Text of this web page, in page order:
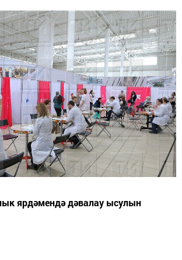
ярдәмендә дәвалау ысулын